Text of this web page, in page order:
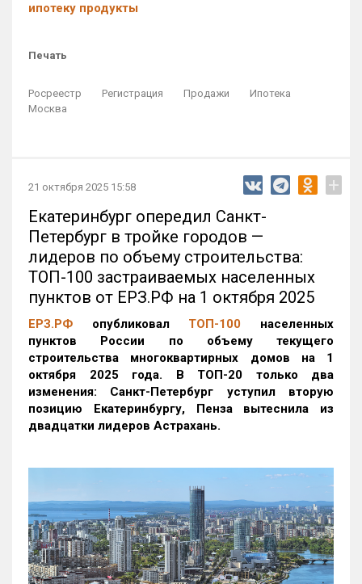
ипотеку продукты
Печать
Росреестр Регистрация Продажи
Ипотека
Москва
21 октября 2025 15:58 +
Екатеринбург опередил Санкт-
Петербург в тройке городов —
лидеров по объему строительства:
ТОП-100 застраиваемых населенных
пунктов от ЕРЗ.РФ на 1 октября 2025
ЕРЗ.РФ опубликовал ТОП-100 населенных
пунктов России по объему текущего
строительства многоквартирных домов на 1
октября 2025 года. В ТОП-20 только два
изменения: Санкт-Петербург уступил вторую
позицию Екатеринбургу, Пенза вытеснила из
двадцатки лидеров Астрахань.